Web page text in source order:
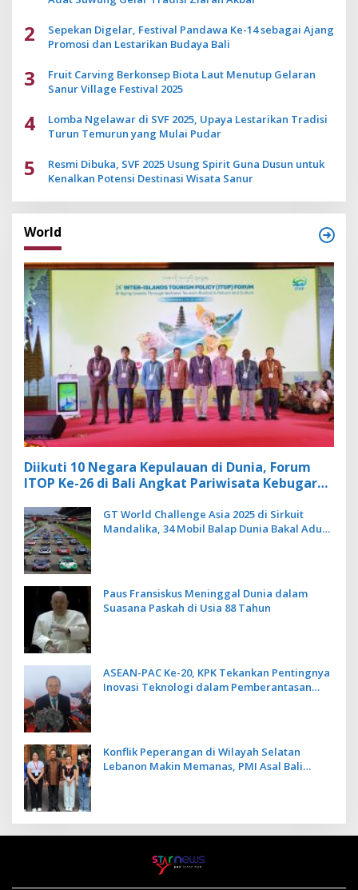
2
Sepekan Digelar, Festival Pandawa Ke-14 sebagai Ajang
Promosi dan Lestarikan Budaya Bali
3
Fruit Carving Berkonsep Biota Laut Menutup Gelaran
Sanur Village Festival 2025
4
Lomba Ngelawar di SVF 2025, Upaya Lestarikan Tradisi
Turun Temurun yang Mulai Pudar
5
Resmi Dibuka, SVF 2025 Usung Spirit Guna Dusun untuk
Kenalkan Potensi Destinasi Wisata Sanur
World
Diikuti 10 Negara Kepulauan di Dunia, Forum
ITOP Ke-26 di Bali Angkat Pariwisata Kebugaran
GT World Challenge Asia 2025 di Sirkuit
Mandalika, 34 Mobil Balap Dunia Bakal Adu
Paus Fransiskus Meninggal Dunia dalam
Suasana Paskah di Usia 88 Tahun
ASEAN-PAC Ke-20, KPK Tekankan Pentingnya
Inovasi Teknologi dalam Pemberantasan
Konflik Peperangan di Wilayah Selatan
Lebanon Makin Memanas, PMI Asal Bali